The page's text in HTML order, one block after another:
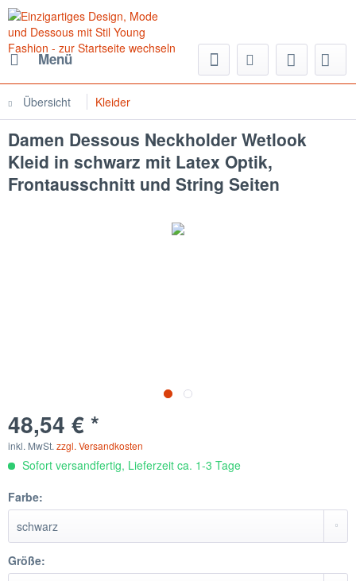
Menü
Übersicht Kleider
Damen Dessous Neckholder Wetlook
Kleid in schwarz mit Latex Optik,
Frontausschnitt und String Seiten
48,54 € *
inkl. MwSt. zzgl. Versandkosten
Sofort versandfertig, Lieferzeit ca. 1-3 Tage
Farbe:
Größe: